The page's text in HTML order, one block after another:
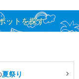
ットを探す
夏祭り